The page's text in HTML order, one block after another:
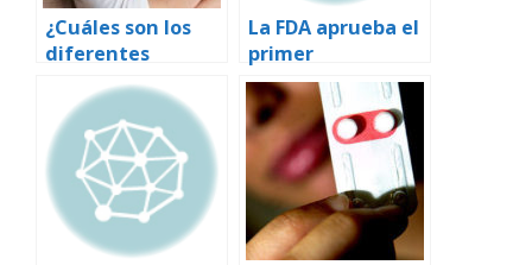
¿Cuáles son los
diferentes
métodos
anticonceptivos
que puedo usar?
La FDA aprueba el
primer
anticonceptivo
que evita la
menstruación